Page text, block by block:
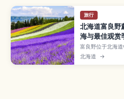
旅行
北海道富良野
海与最佳观赏
富良野位于北海
草花田会染成梦幻
间、最佳观景地
北海道 →